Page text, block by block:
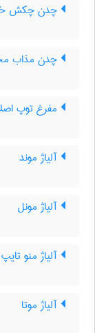
چدن چکش
چدن مذاب
مفرغ توپ
آلیاژ موند
آلیاژ مونل
آلیاژ منو تایپ
آلیاژ موتا